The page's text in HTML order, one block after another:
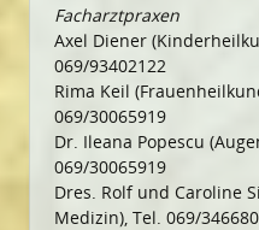
Facharztpraxen
Axel Diener
069/93402122
Rima Keil
069/30065919
Dr. Ileana Popescu
069/30065919
Dres. Rolf und Caroline
Medizin), Tel. 069/346680